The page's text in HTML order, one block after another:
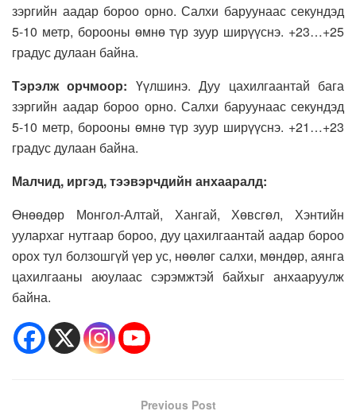
зэргийн аадар бороо орно. Салхи баруунаас секундэд
5-10 метр, борооны өмнө түр зуур ширүүснэ. +23…+25
градус дулаан байна.
Тэрэлж орчмоор: Үүлшинэ. Дуу цахилгаантай бага
зэргийн аадар бороо орно. Салхи баруунаас секундэд
5-10 метр, борооны өмнө түр зуур ширүүснэ. +21…+23
градус дулаан байна.
Малчид, иргэд, тээвэрчдийн анхааралд:
Өнөөдөр Монгол-Алтай, Хангай, Хөвсгөл, Хэнтийн
уулархаг нутгаар бороо, дуу цахилгаантай аадар бороо
орох тул болзошгүй үер ус, нөөлөг салхи, мөндөр, аянга
цахилгааны аюулаас сэрэмжтэй байхыг анхааруулж
байна.
Previous Post